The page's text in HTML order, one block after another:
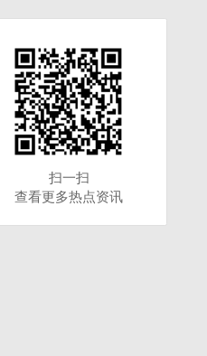
扫一扫
查看更多热点资讯
扫一扫
查看更多热点资讯